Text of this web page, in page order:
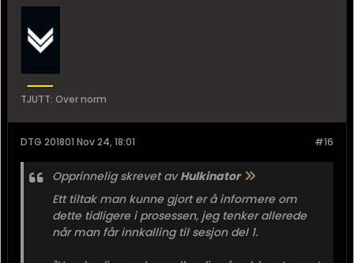
TJUTT: Over norm
#16
DTG 201801 Nov 24, 18:01
Opprinnelig skrevet avHulkinator
Ett tiltak man kunne gjort er å informere om
dette tidligere i prosessen, jeg tenker allerede
når man får innkalling til sesjon del 1.